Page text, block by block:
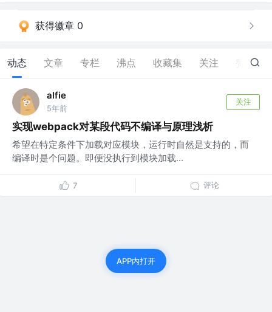
获得徽章 0
动态 文章 专栏 沸点 收藏集 关注 0
alfie
5年前
关注
实现webpack对某段代码不编译与原理浅析
希望在特定条件下加载对应模块，运行时自然是支持的，而
编译时是个问题。即便没执行到模块加载...
7 评论
APP内打开